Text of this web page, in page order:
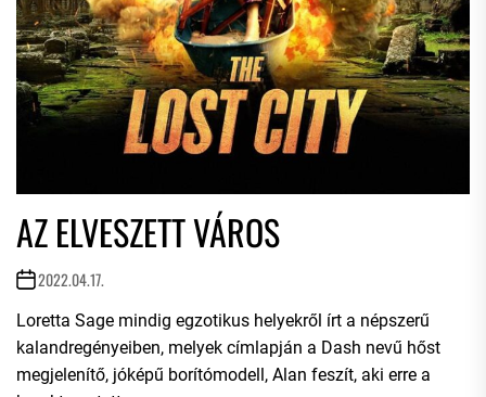
AZ ELVESZETT VÁROS
2022.04.17.
Loretta Sage mindig egzotikus helyekről írt a népszerű
kalandregényeiben, melyek címlapján a Dash nevű hőst
megjelenítő, jóképű borítómodell, Alan feszít, aki erre a